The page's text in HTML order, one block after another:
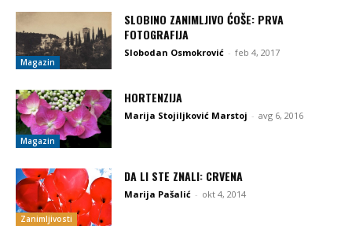
Magazin
SLOBINO ZANIMLJIVO ĆOŠE: PRVA
FOTOGRAFIJA
Slobodan Osmokrović - feb 4, 2017
Magazin
HORTENZIJA
Marija Stojiljković Marstoj - avg 6, 2016
Zanimljivosti
DA LI STE ZNALI: CRVENA
Marija Pašalić - okt 4, 2014